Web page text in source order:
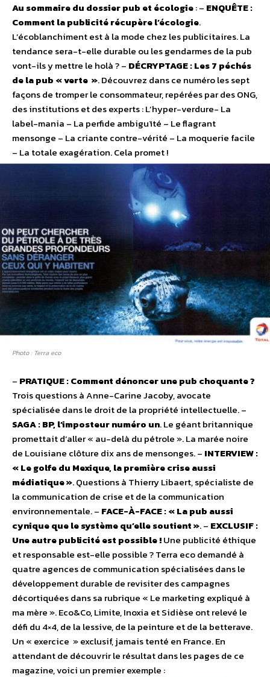
Au sommaire du dossier pub et écologie: – ENQUÊTE :
Comment la publicité récupère l’écologie.
L’écoblanchiment est à la mode chez les publicitaires. La
tendance sera-t-elle durable ou les gendarmes de la pub
vont-ils y mettre le holà ? – DÉCRYPTAGE : Les 7 péchés
de la pub « verte ». Découvrez dans ce numéro les sept
façons de tromper le consommateur, repérées par des ONG,
des institutions et des experts : L’hyper-verdure- La
label-mania – La perfide ambiguïté – Le flagrant
mensonge – La criante contre-vérité – La moquerie facile
– La totale exagération. Cela promet !
Photo : Terra eco
– PRATIQUE : Comment dénoncer une pub choquante ?
Trois questions à Anne-Carine Jacoby, avocate
spécialisée dans le droit de la propriété intellectuelle. –
SAGA : BP, l’imposteur numéro un. Le géant britannique
promettait d’aller « au-delà du pétrole ». La marée noire
de Louisiane clôture dix ans de mensonges. – INTERVIEW :
« Le golfe du Mexique, la première crise aussi
médiatique ». Questions à Thierry Libaert, spécialiste de
la communication de crise et de la communication
environnementale. – FACE-À-FACE : « La pub aussi
cynique que le système qu’elle soutient ». – EXCLUSIF :
Une autre publicité est possible !Une publicité éthique
et responsable est-elle possible ? Terra eco demandé à
quatre agences de communication spécialisées dans le
développement durable de revisiter des campagnes
décortiquées dans sa rubrique « Le marketing expliqué à
ma mère ». Eco&Co, Limite, Inoxia et Sidièse ont relevé le
défi du 4×4, de la lessive, de la peinture et de la betterave.
Un « exercice » exclusif, jamais tenté en France. En
attendant de découvrir le résultat dans les pages de ce
magazine, voici un premier exemple :